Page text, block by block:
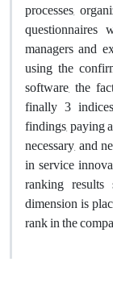
processes,
questionnaires
managers and
using the
software, the
finally 3
findings, paying
necessary, and
in service
ranking results
dimension is
rank in the